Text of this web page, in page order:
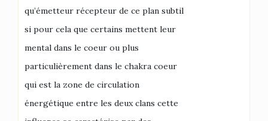
qu’émetteur récepteur de ce plan subtil
si pour cela que certains mettent leur
mental dans le coeur ou plus
particulièrement dans le chakra coeur
qui est la zone de circulation
énergétique entre les deux clans cette